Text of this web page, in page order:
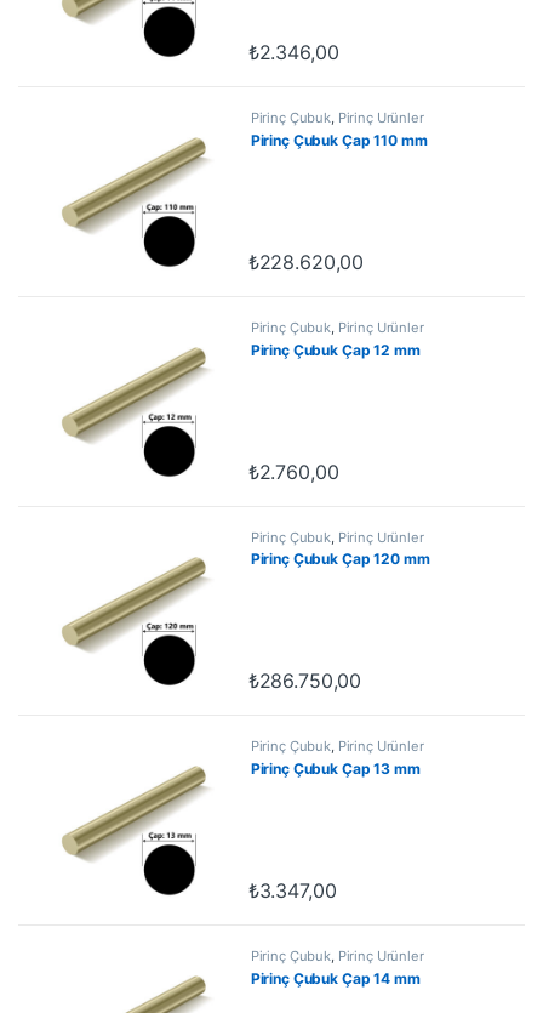
₺2.346,00
Pirinç Çubuk, Pirinç Ürünler
Pirinç Çubuk Çap 110 mm
₺228.620,00
Pirinç Çubuk, Pirinç Ürünler
Pirinç Çubuk Çap 12 mm
₺2.760,00
Pirinç Çubuk, Pirinç Ürünler
Pirinç Çubuk Çap 120 mm
₺286.750,00
Pirinç Çubuk, Pirinç Ürünler
Pirinç Çubuk Çap 13 mm
₺3.347,00
Pirinç Çubuk, Pirinç Ürünler
Pirinç Çubuk Çap 14 mm